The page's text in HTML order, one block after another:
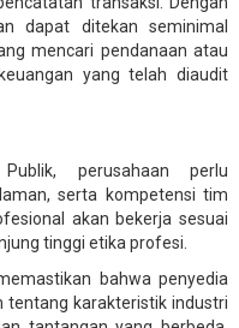
dapat ditekan seminimal
mencari pendanaan atau
yang telah diaudit
perusahaan perlu
serta kompetensi tim
akan bekerja sesuai
tinggi etika profesi.
bahwa penyedia
karakteristik industri